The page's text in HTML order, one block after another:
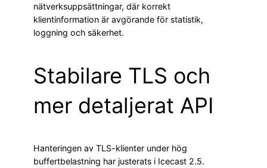
nätverksuppsättningar, där korrekt
klientinformation är avgörande för statistik,
loggning och säkerhet.
Stabilare TLS och
mer detaljerat API
Hanteringen av TLS-klienter under hög
buffertbelastning har justerats i Icecast 2.5.